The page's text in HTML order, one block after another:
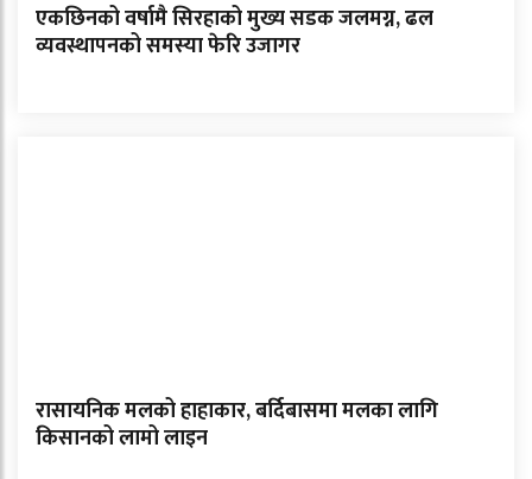
एकछिनको वर्षामै सिरहाको मुख्य सडक जलमग्न, ढल
व्यवस्थापनको समस्या फेरि उजागर
रासायनिक मलको हाहाकार, बर्दिबासमा मलका लागि
किसानको लामो लाइन